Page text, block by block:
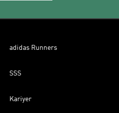
adidas Runners
SSS
Kariyer